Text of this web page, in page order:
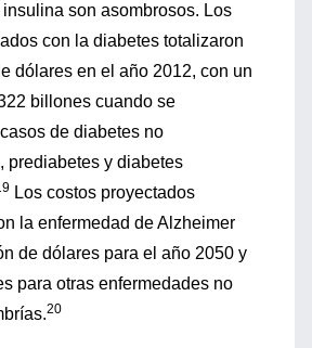
son asombrosos. Los
con la diabetes totalizaron
dólares en el año 2012, con un
billones cuando se
de diabetes no
prediabetes y diabetes
Los costos proyectados
la enfermedad de Alzheimer
de dólares para el año 2050 y
para otras enfermedades no
20